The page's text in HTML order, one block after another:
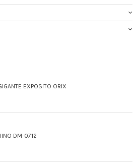
EXPOSITO ORIX
DM-0712